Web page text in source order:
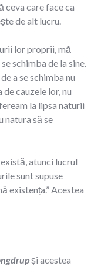
ceva care face ca
de alt lucru.
lor proprii, mă
schimba de la sine.
a se schimba nu
cauzele lor, nu
la lipsa naturii
natura să se
atunci lucrul
sunt supuse
existența.” Acestea
și acestea